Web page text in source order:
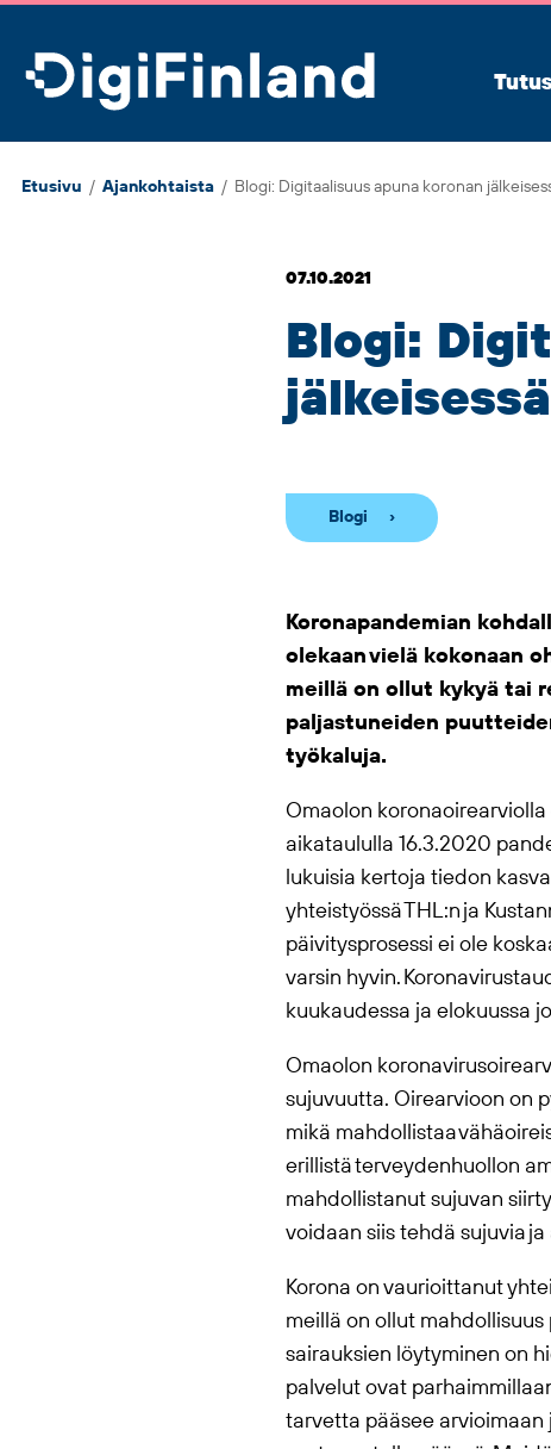
DigiFinland
Etusivu / Ajankohtaista / Blogi: Digitaalisuus apuna koronan
07.10.2021
Blogi:
Blogi
Koronapandemian
olekaan vielä kokonaan
meillä on ollut kykyä tai
paljastuneiden
työkaluja.
Omaolon
aikataululla 16.3.2020
lukuisia kertoja tiedon
yhteistyössä THL:n ja
päivitysprosessi ei ole
varsin hyvin.
kuukaudessa ja elokuussa
Omaolon
sujuvuutta. Oirearvioon on
mikä mahdollistaa
erillistä terveydenhuollon
mahdollistanut sujuvan
voidaan siis tehdä sujuvia
Korona on vaurioittanut
meillä on ollut
sairauksien löytyminen on
palvelut ovat
tarvetta pääsee